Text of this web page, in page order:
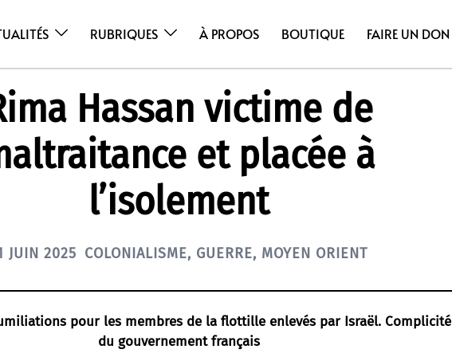
RUBRIQUES À PROPOS BOUTIQUE FAIRE UN DON
Hassan victime de
et placée à
l’isolement
JUIN 2025 COLONIALISME, GUERRE, MOYEN ORIENT
pour les membres de la flottille enlevés par Israël. Complicité
du gouvernement français